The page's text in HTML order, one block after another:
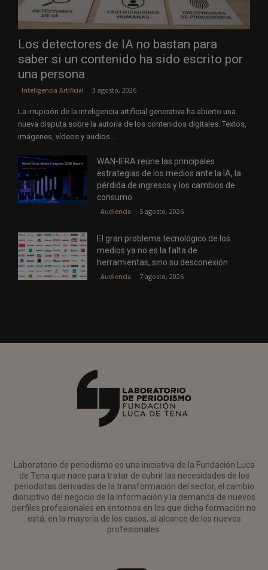
Los detectores de IA no bastan para
saber si un contenido ha sido escrito por
una persona
Inteligencia Artificial 3 agosto, 2026
La irrupción de la inteligencia artificial generativa ha abierto una
nueva disputa sobre la autoría de los contenidos digitales. Textos,
imágenes, vídeos y audios...
WAN-IFRA reúne las principales
estrategias de los medios ante la IA, la
pérdida de ingresos y los cambios de
consumo
Audiencia 5 agosto, 2026
El gran problema tecnológico de los
medios ya no es la falta de
herramientas, sino su desconexión
Audiencia 7 agosto, 2026
Laboratorio de periodismo es una iniciativa de la Fundación Luca
de Tena que nace para tratar de cubrir las necesidades de los
periodistas derivadas de la transformación del sector, el cambio
disruptivo del negocio de la información y la demanda de nuevos
perfiles profesionales en entornos en los que dicha formación no
está, en la mayoría de los casos, al alcance de los nuevos
profesionales.